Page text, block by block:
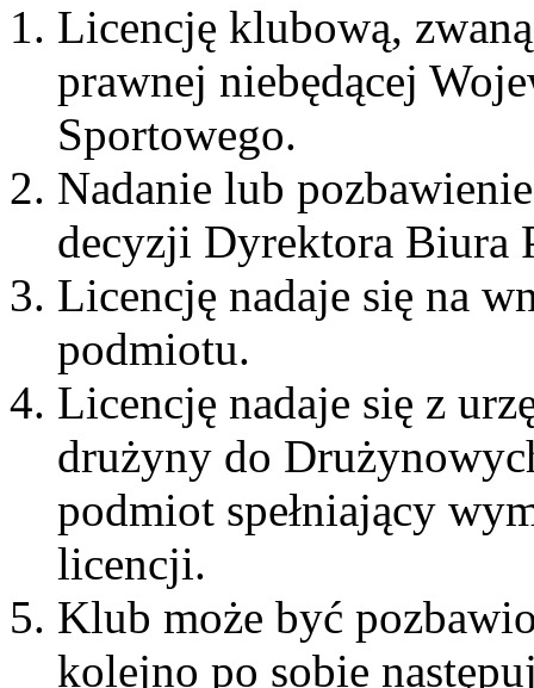
Licencję klubową,
prawnej niebędącej
Sportowego.
Nadanie lub
decyzji Dyrektora Biura
Licencję nadaje się na
podmiotu.
Licencję nadaje się z
drużyny do
podmiot spełniający
licencji.
Klub może być
kolejno po sobie